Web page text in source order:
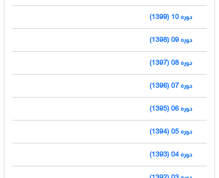
دوره 10 (1399)
دوره 09 (1398)
دوره 08 (1397)
دوره 07 (1396)
دوره 06 (1395)
دوره 05 (1394)
دوره 04 (1393)